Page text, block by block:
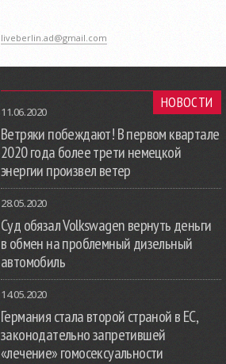
liveberlin.ad@gmail.com
НОВОСТИ
11.06.2020
Ветряки побеждают! В первом квартале
2020 года более трети немецкой
энергии произвел ветер
28.05.2020
Суд обязал Volkswagen вернуть деньги
в обмен на проблемный дизельный
автомобиль
14.05.2020
Германия стала второй страной в ЕС,
законодательно запретившей
«лечение» гомосексуальности